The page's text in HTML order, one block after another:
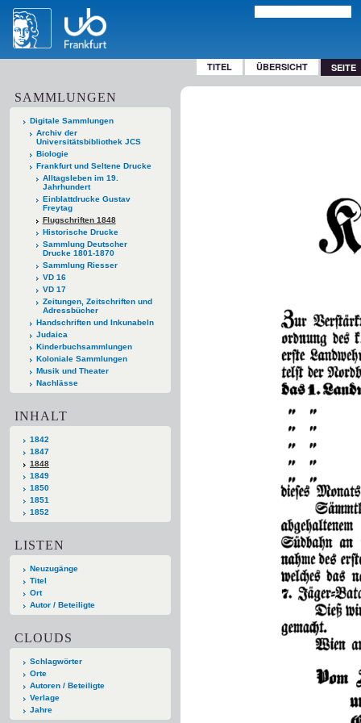
TITEL ÜBERSICHT SEITE
SAMMLUNGEN
Digitale Sammlungen
Archiv der
Universitätsbibliothek JCS
Biologie
Frankfurt und Seltene Drucke
Alltagsleben im 19.
Jahrhundert
Einblattdrucke Gustav
Freytag
Flugschriften 1848
Historische Drucke
Sammlung Deutscher
Drucke 1801-1870
Sammlung Riesser
VD 16
VD 17
Zeitungen, Zeitschriften und
Adressbücher
Handschriften und Inkunabeln
Judaica
Kinderbuchsammlungen
Koloniale Sammlungen
Musik und Theater
Nachlässe
INHALT
1842
1847
1848
1849
1850
1851
1852
LISTEN
Neuzugänge
Titel
Ort
Autor / Beteiligte
CLOUDS
Schlagwörter
Orte
Autoren / Beteiligte
Verlage
Jahre